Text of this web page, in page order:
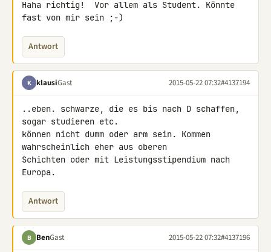
Haha richtig!  Vor allem als Student. Könnte
fast von mir sein ;-)
Antwort
K klausiGast 2015-05-22 07:32#4137194
..eben. schwarze, die es bis nach D schaffen,
sogar studieren etc.
können nicht dumm oder arm sein. Kommen
wahrscheinlich eher aus oberen
Schichten oder mit Leistungsstipendium nach
Europa.
Antwort
B BenGast 2015-05-22 07:32#4137196